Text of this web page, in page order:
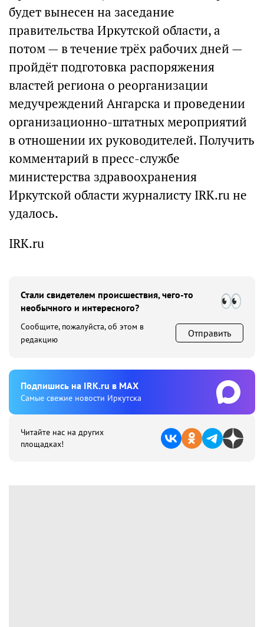
будет вынесен на заседание
правительства Иркутской области, а
потом — в течение трёх рабочих дней —
пройдёт подготовка распоряжения
властей региона о реорганизации
медучреждений Ангарска и проведении
организационно-штатных мероприятий
в отношении их руководителей. Получить
комментарий в пресс-службе
министерства здравоохранения
Иркутской области журналисту IRK.ru не
удалось.
IRK.ru
Стали свидетелем происшествия, чего-то
необычного и интересного?
Сообщите, пожалуйста, об этом в
редакцию
Отправить
Подпишиcь на IRK.ru в MAX
Cамые свежие новости Иркутска
Читайте нас на других
площадках!